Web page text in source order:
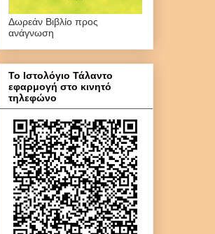
Δωρεάν Βιβλίο προς
ανάγνωση
Το Ιστολόγιο Τάλαντο
εφαρμογή στο κινητό
τηλεφώνο